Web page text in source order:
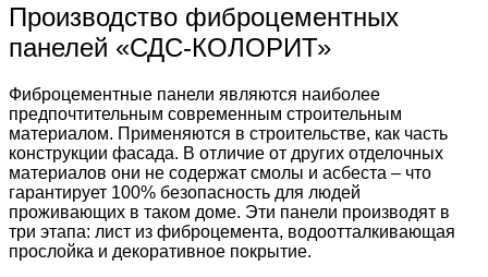
Производство фиброцементных
панелей «СДС-КОЛОРИТ»
Фиброцементные панели являются наиболее
предпочтительным современным строительным
материалом. Применяются в строительстве, как часть
конструкции фасада. В отличие от других отделочных
материалов они не содержат смолы и асбеста – что
гарантирует 100% безопасность для людей
проживающих в таком доме. Эти панели производят в
три этапа: лист из фиброцемента, водоотталкивающая
прослойка и декоративное покрытие.